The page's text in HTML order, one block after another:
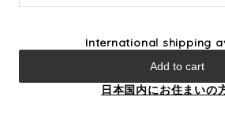
International shipping
Add to cart
日本国内にお住まいの